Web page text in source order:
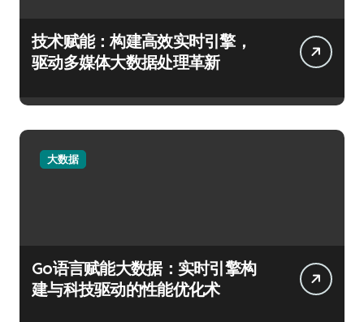
技术赋能：构建高效实时引擎，
驱动多媒体大数据处理革新
大数据
Go语言赋能大数据：实时引擎构
建与科技驱动的性能优化术